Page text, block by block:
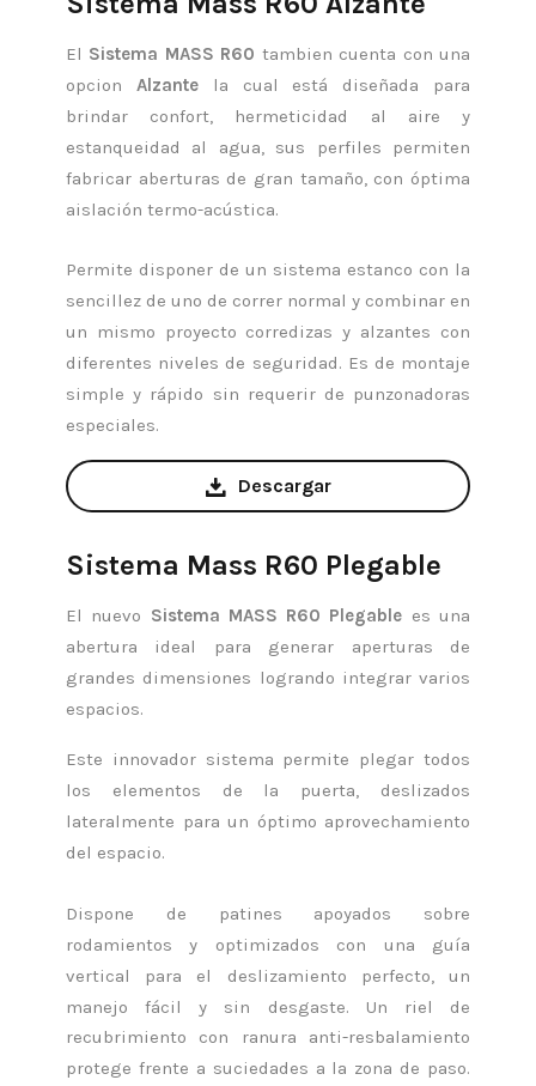
El Sistema MASS R60 tambien cuenta con una
opcion Alzantela cual está diseñada para
brindar confort, hermeticidad al aire y
estanqueidad al agua, sus perfiles permiten
fabricar aberturas de gran tamaño, con óptima
aislación termo-acústica.
Permite disponer de un sistema estanco con la
sencillez de uno de correr normal y combinar en
un mismo proyecto corredizas y alzantes con
diferentes niveles de seguridad. Es de montaje
simple y rápido sin requerir de punzonadoras
especiales.
Descargar
Sistema Mass R60 Plegable
El nuevo Sistema MASS R60 Plegable es una
abertura ideal para generar aperturas de
grandes dimensiones logrando integrar varios
espacios.
Este innovador sistema permite plegar todos
los elementos de la puerta, deslizados
lateralmente para un óptimo aprovechamiento
del espacio.
Dispone de patines apoyados sobre
rodamientos y optimizados con una guía
vertical para el deslizamiento perfecto, un
manejo fácil y sin desgaste. Un riel de
recubrimiento con ranura anti-resbalamiento
protege frente a suciedades a la zona de paso.